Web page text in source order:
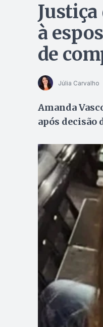
à
de
Júlia Carvalho
Amanda
após decisão